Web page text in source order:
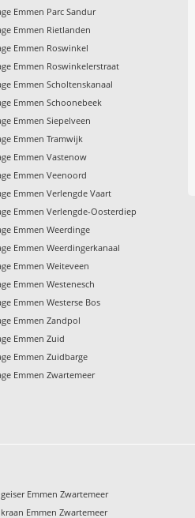
Emmen Parc Sandur
Emmen Rietlanden
Emmen Roswinkel
Emmen Roswinkelerstraat
Emmen Scholtenskanaal
Emmen Schoonebeek
Emmen Siepelveen
Emmen Tramwijk
Emmen Vastenow
Emmen Veenoord
Emmen Verlengde Vaart
Emmen Verlengde-Oosterdiep
Emmen Weerdinge
Emmen Weerdingerkanaal
Emmen Weiteveen
Emmen Westenesch
Emmen Westerse Bos
Emmen Zandpol
Emmen Zuid
Emmen Zuidbarge
Emmen Zwartemeer
Emmen Zwartemeer
Emmen Zwartemeer